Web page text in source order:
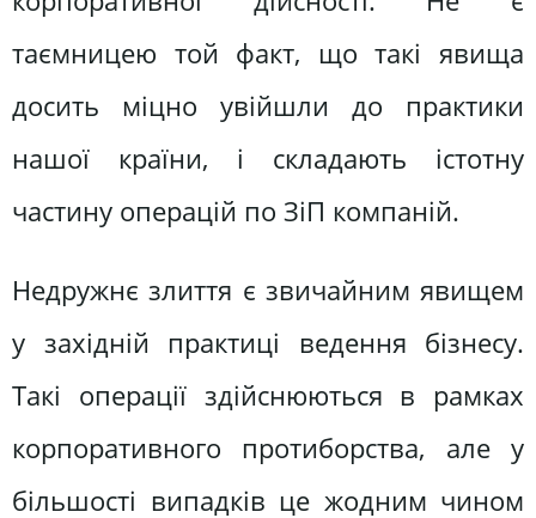
таємницею той факт, що такі явища
досить міцно увійшли до практики
нашої країни, і складають істотну
частину операцій по ЗіП компаній.
Недружнє злиття є звичайним явищем
у західній практиці ведення бізнесу.
Такі операції здійснюються в рамках
корпоративного протиборства, але у
більшості випадків це жодним чином